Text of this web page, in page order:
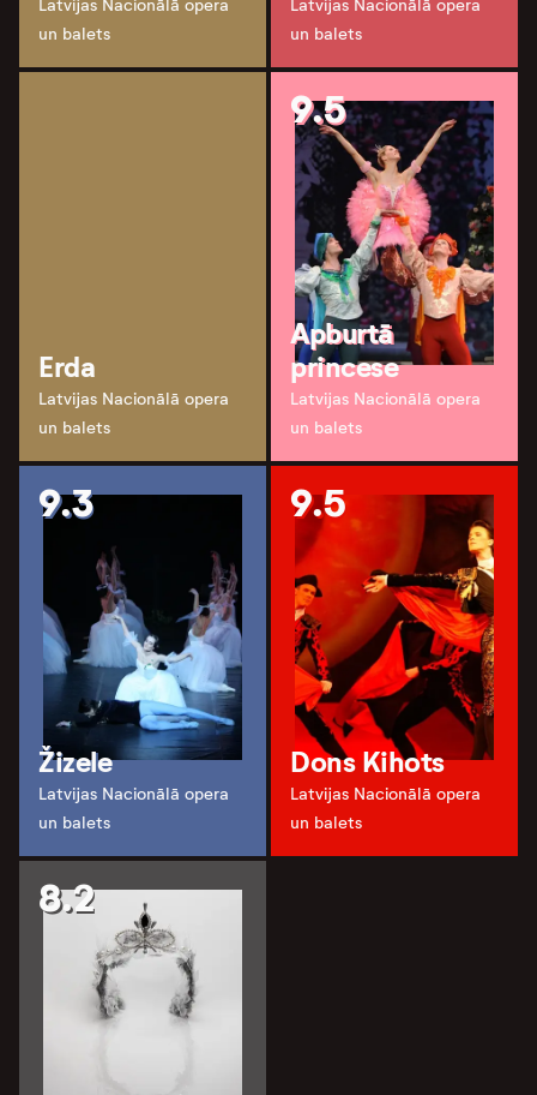
Latvijas Nacionālā opera
un balets
Latvijas Nacionālā opera
un balets
Erda
Latvijas Nacionālā opera
un balets
9.5
Apburtā
princese
Latvijas Nacionālā opera
un balets
9.3
Žizele
Latvijas Nacionālā opera
un balets
9.5
Dons Kihots
Latvijas Nacionālā opera
un balets
8.2